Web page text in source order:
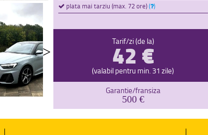
plata mai tarziu (max. 72 ore)( )
Tarif/zi (de la)
42 €
(valabil pentru min. 31 zile)
Garantie/fransiza
500 €